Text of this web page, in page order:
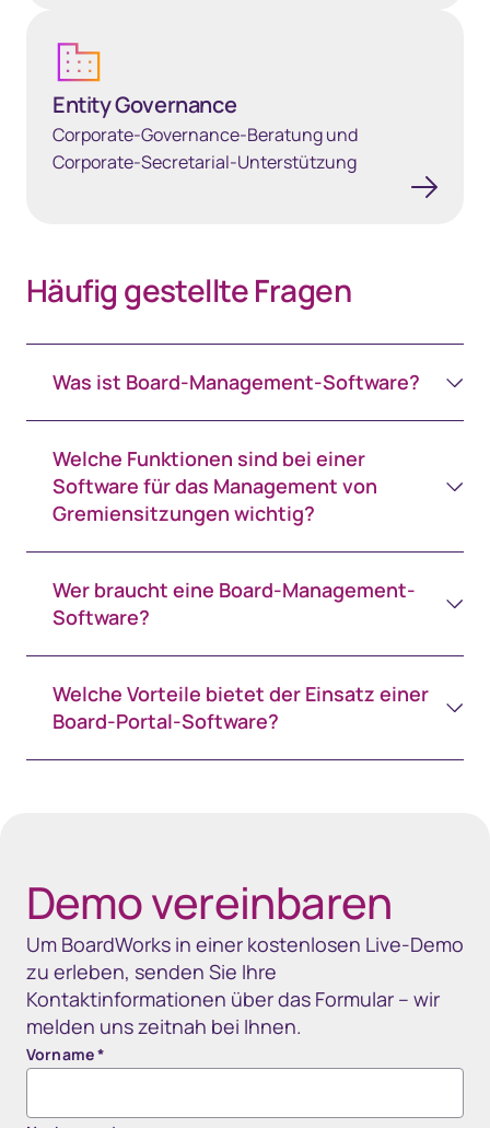
Entity Governance
Corporate‑Governance‑Beratung und
Corporate‑Secretarial‑Unterstützung
Häufig gestellte Fragen
Was ist Board-Management-Software?
Welche Funktionen sind bei einer
Software für das Management von
Gremiensitzungen wichtig?
Wer braucht eine Board-Management-
Software?
Welche Vorteile bietet der Einsatz einer
Board-Portal-Software?
Demo vereinbaren
Um BoardWorks in einer kostenlosen Live-Demo
zu erleben, senden Sie Ihre
Kontaktinformationen über das Formular – wir
melden uns zeitnah bei Ihnen.
Vorname*